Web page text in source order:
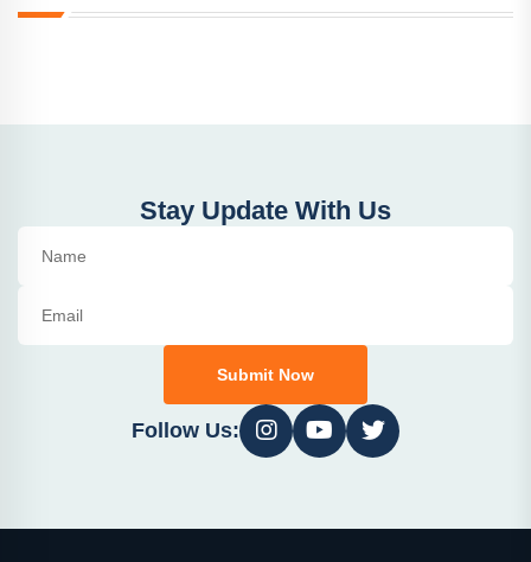
Stay Update With Us
Submit Now
Follow Us: